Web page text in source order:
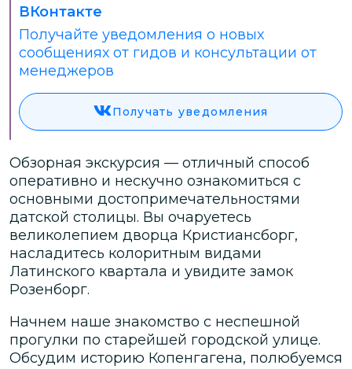
ВКонтакте
Получайте уведомления о новых
сообщениях от гидов и консультации от
менеджеров
Получать уведомления
Обзорная экскурсия — отличный способ
оперативно и нескучно ознакомиться с
основными достопримечательностями
датской столицы. Вы очаруетесь
великолепием дворца Кристиансборг,
насладитесь колоритным видами
Латинского квартала и увидите замок
Розенборг.
Начнем наше знакомство с неспешной
прогулки по старейшей городской улице.
Обсудим историю Копенгагена, полюбуемся